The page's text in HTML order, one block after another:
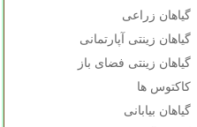
گیاهان زراعی
گیاهان زینتی آپارتمانی
گیاهان زینتی فضای باز
کاکتوس ها
گیاهان بیابانی